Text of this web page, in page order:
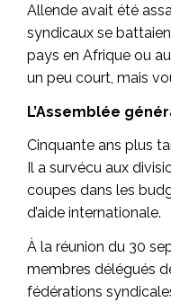
Allende avait été
syndicaux se
pays en Afrique ou
un peu court, mais
L’Assemblée
Cinquante ans plus
Il a survécu aux
coupes dans les
d’aide internationale.
À la réunion du 30
membres délégués
fédérations